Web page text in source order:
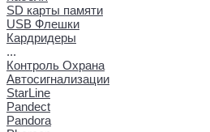
SD карты памяти
USB Флешки
Кардридеры
...
Контроль Охрана
Автосигнализации
StarLine
Pandect
Pandora